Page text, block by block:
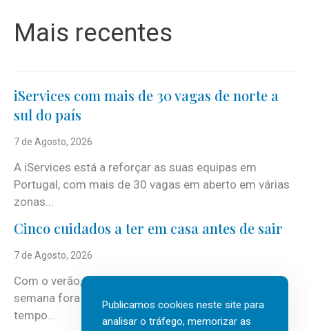
Mais recentes
iServices com mais de 30 vagas de norte a
sul do país
7 de Agosto, 2026
A iServices está a reforçar as suas equipas em
Portugal, com mais de 30 vagas em aberto em várias
zonas...
Cinco cuidados a ter em casa antes de sair
7 de Agosto, 2026
Com o verão, chegam também as férias, os fins-de-
semana fora e os dias em que a casa fica mais
tempo...
Publicamos cookies neste site para
analisar o tráfego, memorizar as